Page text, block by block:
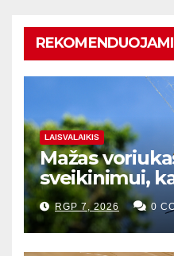
LAISVALAIKIS
Mažas
sveikinimui,
RGP 7, 2026 0